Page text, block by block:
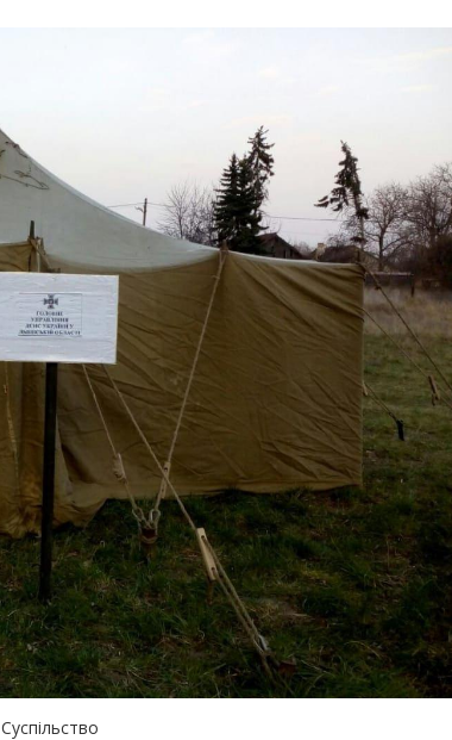
Суспільство